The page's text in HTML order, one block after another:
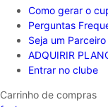
Como gerar o
Perguntas
Seja um Parceiro
ADQUIRIR
Entrar no clube
Carrinho de compras